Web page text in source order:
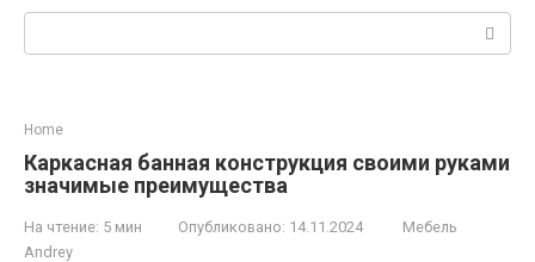
Home
Каркасная банная конструкция своими руками
значимые преимущества
На чтение: 5 мин Опубликовано: 14.11.2024
Мебель
Andrey